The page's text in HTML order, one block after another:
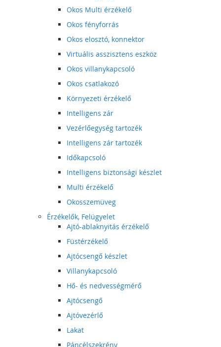
Okos Multi érzékelő
Okos fényforrás
Okos elosztó, konnektor
Virtuális asszisztens eszköz
Okos villanykapcsoló
Okos csatlakozó
Környezeti érzékelő
Intelligens zár
Vezérlőegység tartozék
Intelligens zár tartozék
Időkapcsoló
Intelligens biztonsági készlet
Multi érzékelő
Okosszemüveg
Érzékelők, Felügyelet
Ajtó-ablaknyitás érzékelő
Füstérzékelő
Ajtócsengő készlet
Villanykapcsoló
Hő- és nedvességmérő
Ajtócsengő
Ajtóvezérlő
Lakat
Páncélszekrény